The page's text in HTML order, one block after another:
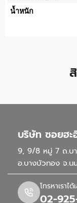
น้ำหนัก
บริษัท ซอยฮะ
9, 9/8 หมู่ 7 ถ.บ
อ.บางบัวทอง จ.น
โทรหาเราไ
02-